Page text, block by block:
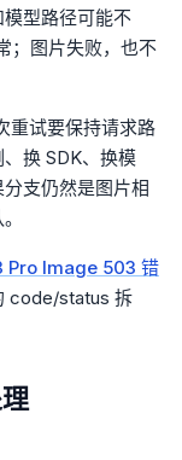
型路径可能不
；图片失败，也不
重试要保持请求路
换 SDK、换模
支仍然是图片相
Pro Image 503 错
code/status 拆